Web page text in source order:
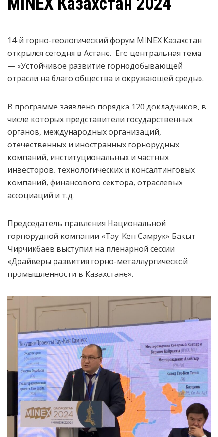
14-й горно-геологический форум MINEX Казахстан
открылся сегодня в Астане. Его центральная тема
— «Устойчивое развитие горнодобывающей
отрасли на благо общества и окружающей среды».
В программе заявлено порядка 120 докладчиков, в
числе которых представители государственных
органов, международных организаций,
отечественных и иностранных горнорудных
компаний, институциональных и частных
инвесторов, технологических и консалтинговых
компаний, финансового сектора, отраслевых
ассоциаций и т.д.
Председатель правления Национальной
горнорудной компании «Тау-Кен Самрук» Бакыт
Чирчикбаев выступил на пленарной сессии
«Драйверы развития горно-металлургической
промышленности в Казахстане».